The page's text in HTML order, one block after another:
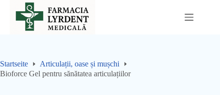
conținut
Startseite
Articulații, oase și mușchi
Bioforce Gel pentru sănătatea articulațiilor